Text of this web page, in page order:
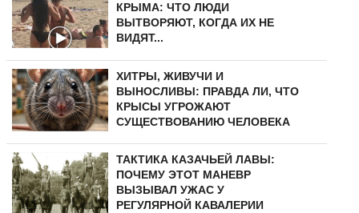
КРЫМА: ЧТО ЛЮДИ
ВЫТВОРЯЮТ, КОГДА ИХ НЕ
ВИДЯТ...
ХИТРЫ, ЖИВУЧИ И
ВЫНОСЛИВЫ: ПРАВДА ЛИ, ЧТО
КРЫСЫ УГРОЖАЮТ
СУЩЕСТВОВАНИЮ ЧЕЛОВЕКА
ТАКТИКА КАЗАЧЬЕЙ ЛАВЫ:
ПОЧЕМУ ЭТОТ МАНЕВР
ВЫЗЫВАЛ УЖАС У
РЕГУЛЯРНОЙ КАВАЛЕРИИ